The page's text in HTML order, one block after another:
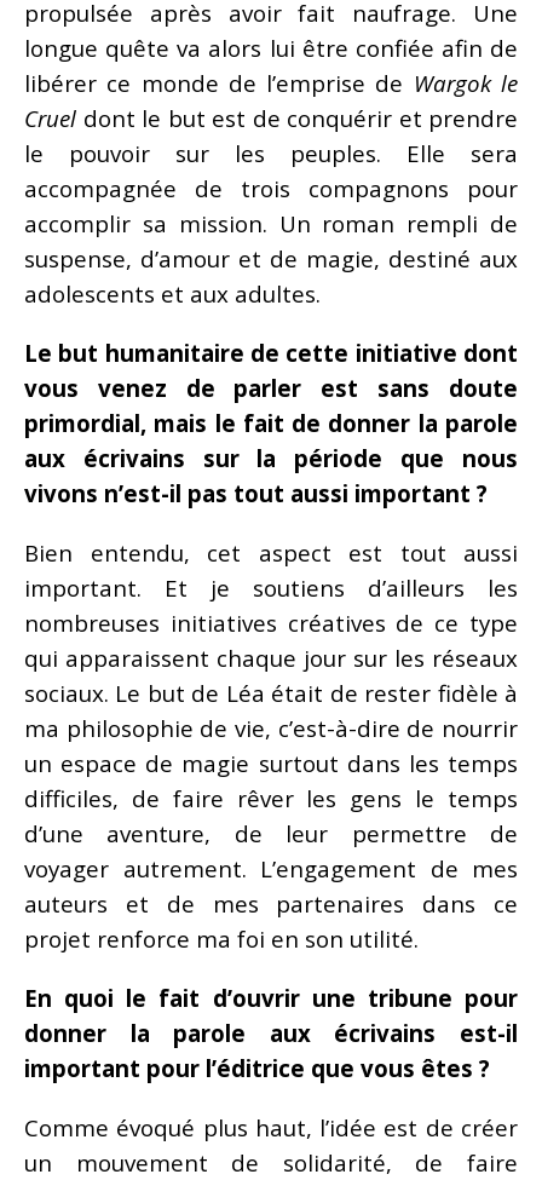
propulsée après avoir fait naufrage. Une
longue quête va alors lui être confiée afin de
libérer ce monde de l’emprise de Wargok le
Cruel dont le but est de conquérir et prendre
le pouvoir sur les peuples. Elle sera
accompagnée de trois compagnons pour
accomplir sa mission. Un roman rempli de
suspense, d’amour et de magie, destiné aux
adolescents et aux adultes.
Le but humanitaire de cette initiative dont
vous venez de parler est sans doute
primordial, mais le fait de donner la parole
aux écrivains sur la période que nous
vivons n’est-il pas tout aussi important ?
Bien entendu, cet aspect est tout aussi
important. Et je soutiens d’ailleurs les
nombreuses initiatives créatives de ce type
qui apparaissent chaque jour sur les réseaux
sociaux. Le but de Léa était de rester fidèle à
ma philosophie de vie, c’est-à-dire de nourrir
un espace de magie surtout dans les temps
difficiles, de faire rêver les gens le temps
d’une aventure, de leur permettre de
voyager autrement. L’engagement de mes
auteurs et de mes partenaires dans ce
projet renforce ma foi en son utilité.
En quoi le fait d’ouvrir une tribune pour
donner la parole aux écrivains est-il
important pour l’éditrice que vous êtes ?
Comme évoqué plus haut, l’idée est de créer
un mouvement de solidarité, de faire